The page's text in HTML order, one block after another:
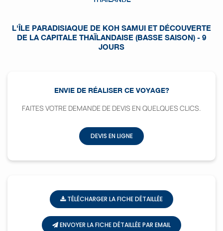
L'ÎLE PARADISIAQUE DE KOH SAMUI ET DÉCOUVERTE
DE LA CAPITALE THAÏLANDAISE (BASSE SAISON) - 9
JOURS
ENVIE DE RÉALISER CE VOYAGE?
FAITES VOTRE DEMANDE DE DEVIS EN QUELQUES CLICS.
DEVIS EN LIGNE
TÉLÉCHARGER LA FICHE DÉTAILLÉE
ENVOYER LA FICHE DÉTAILLÉE PAR EMAIL